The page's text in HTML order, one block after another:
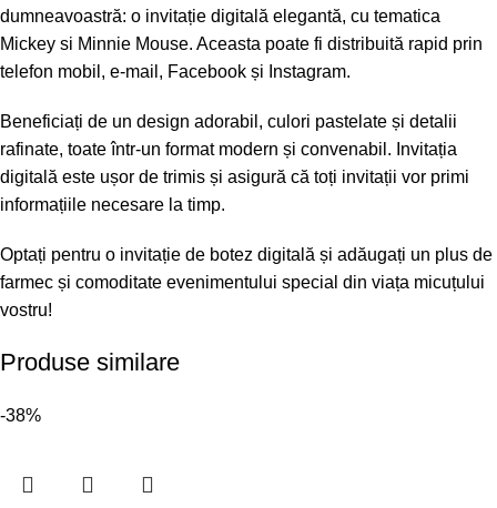
dumneavoastră: o invitație digitală elegantă, cu tematica
Mickey si Minnie Mouse. Aceasta poate fi distribuită rapid prin
telefon mobil, e-mail, Facebook și Instagram.
Beneficiați de un design adorabil, culori pastelate și detalii
rafinate, toate într-un format modern și convenabil. Invitația
digitală este ușor de trimis și asigură că toți invitații vor primi
informațiile necesare la timp.
Optați pentru o invitație de botez digitală și adăugați un plus de
farmec și comoditate evenimentului special din viața micuțului
vostru!
Produse similare
-38%